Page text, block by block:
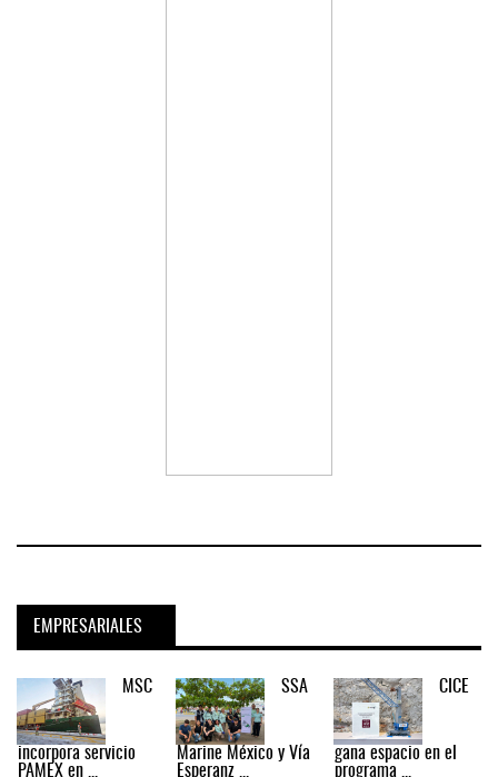
EMPRESARIALES
MSC
incorpora servicio
PAMEX en ...
SSA
Marine México y Vía
Esperanz ...
CICE
gana espacio en el
programa ...